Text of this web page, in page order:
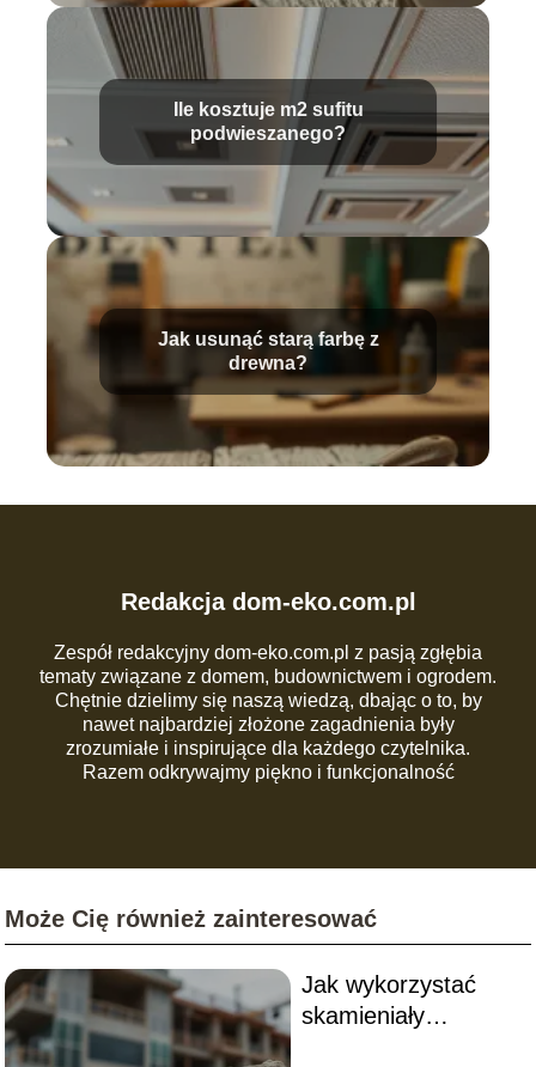
Ile kosztuje m2 sufitu
podwieszanego?
Jak usunąć starą farbę z
drewna?
Redakcja dom-eko.com.pl
Zespół redakcyjny dom-eko.com.pl z pasją zgłębia
tematy związane z domem, budownictwem i ogrodem.
Chętnie dzielimy się naszą wiedzą, dbając o to, by
nawet najbardziej złożone zagadnienia były
zrozumiałe i inspirujące dla każdego czytelnika.
Razem odkrywajmy piękno i funkcjonalność
Może Cię również zainteresować
Jak wykorzystać
skamieniały